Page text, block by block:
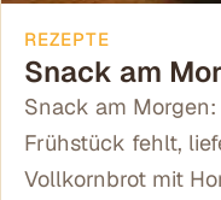
REZEPTE
Snack am
Snack am
Frühstück fehlt,
Vollkornbrot mit